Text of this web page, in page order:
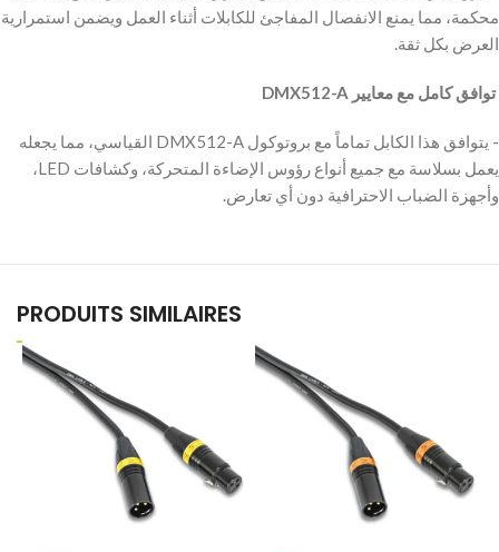
محكمة، مما يمنع الانفصال المفاجئ للكابلات أثناء العمل ويضمن استمرارية
العرض بكل ثقة.
‫ توافق كامل مع معايير DMX512-A
‫- يتوافق هذا الكابل تماماً مع بروتوكول DMX512-A القياسي، مما يجعله
يعمل بسلاسة مع جميع أنواع رؤوس الإضاءة المتحركة، وكشافات LED،
وأجهزة الضباب الاحترافية دون أي تعارض.
PRODUITS SIMILAIRES